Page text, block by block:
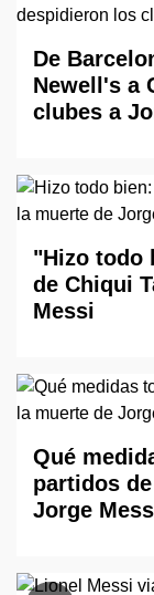
De
Newell's a
clubes a
"Hizo todo
de Chiqui
Messi
Qué
partidos
Jorge